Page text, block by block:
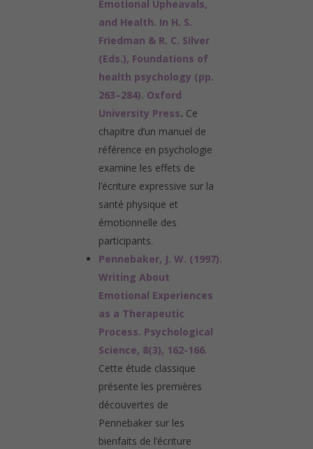
Emotional Upheavals,
and Health. In H. S.
Friedman & R. C. Silver
(Eds.), Foundations of
health psychology (pp.
263–284). Oxford
University Press. Ce
chapitre d’un manuel de
référence en psychologie
examine les effets de
l’écriture expressive sur la
santé physique et
émotionnelle des
participants.
Pennebaker, J. W. (1997).
Writing About
Emotional Experiences
as a Therapeutic
Process. Psychological
Science, 8(3), 162-166.
Cette étude classique
présente les premières
découvertes de
Pennebaker sur les
bienfaits de l’écriture